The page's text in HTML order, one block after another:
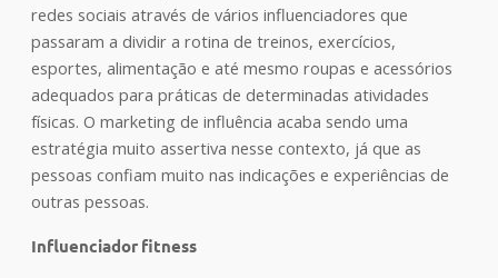
redes sociais através de vários influenciadores que
passaram a dividir a rotina de treinos, exercícios,
esportes, alimentação e até mesmo roupas e acessórios
adequados para práticas de determinadas atividades
físicas. O marketing de influência acaba sendo uma
estratégia muito assertiva nesse contexto, já que as
pessoas confiam muito nas indicações e experiências de
outras pessoas.
Influenciador fitness